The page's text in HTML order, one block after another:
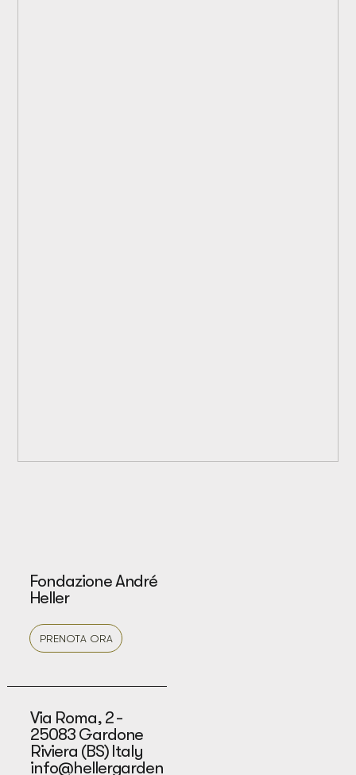
Fondazione André
Heller
PRENOTA ORA
Via Roma, 2 -
25083 Gardone
Riviera (BS) Italy
info@hellergarden